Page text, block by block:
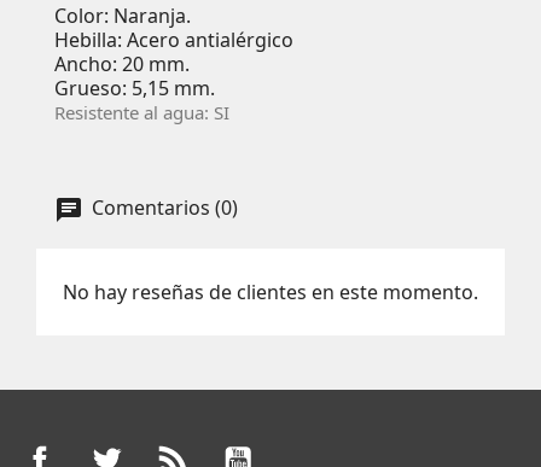
Color: Naranja.
Hebilla: Acero antialérgico
Ancho: 20 mm.
Grueso: 5,15 mm.
Resistente al agua: SI
Comentarios (0)
No hay reseñas de clientes en este momento.
FacebookTwitter